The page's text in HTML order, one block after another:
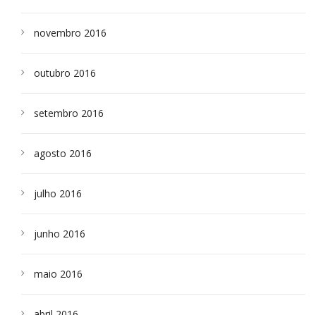
novembro 2016
outubro 2016
setembro 2016
agosto 2016
julho 2016
junho 2016
maio 2016